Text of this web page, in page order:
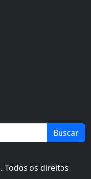
Buscar
Todos os direitos